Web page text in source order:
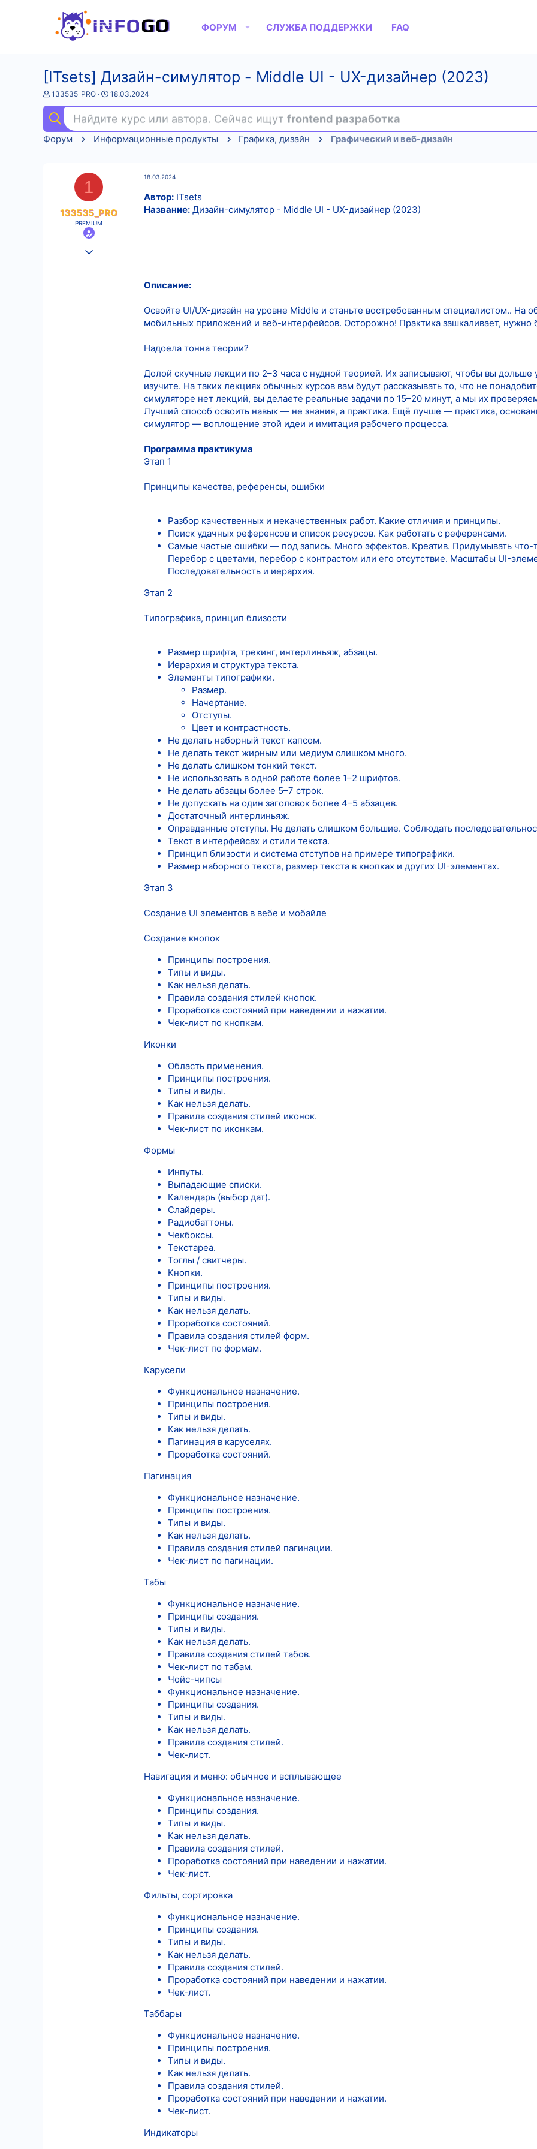
ФОРУМ СЛУЖБА ПОДДЕРЖКИ FAQ
[ITsets] Дизайн-симулятор - Middle UI - UX-дизайнер (2023)
А
т
о
р
т
133535_PRO
Д
а
н
а
18.03.2024
Найдите курс или автора. Сейчас ищут frontend разработка
Форум Информационные продукты Графика, дизайн Графический и веб-дизайн
1
133535_PRO
PREMIUM
18.03.2024
Автор: ITsets
Название: Дизайн-симулятор - Middle UI - UX-дизайнер (2023)
Описание:
Освойте UI/UX-дизайн на уровне Middle и станьте востребованным специалистом.. На
мобильных приложений и веб-интерфейсов. Осторожно! Практика зашкаливает, нужно
Надоела тонна теории?
Долой скучные лекции по 2–3 часа с нудной теорией. Их записывают, чтобы вы дольше
изучите. На таких лекциях обычных курсов вам будут рассказывать то, что не
симуляторе нет лекций, вы делаете реальные задачи по 15–20 минут, а мы их
Лучший способ освоить навык — не знания, а практика. Ещё лучше — практика,
симулятор — воплощение этой идеи и имитация рабочего процесса.
Программа практикума
Этап 1
Принципы качества, референсы, ошибки
Разбор качественных и некачественных работ. Какие отличия и принципы.
Поиск удачных референсов и список ресурсов. Как работать с референсами.
Самые частые ошибки — под запись. Много эффектов. Креатив. Придумывать что-
Перебор с цветами, перебор с контрастом или его отсутствие. Масштабы UI-
Последовательность и иерархия.
Этап 2
Типографика, принцип близости
Размер шрифта, трекинг, интерлиньяж, абзацы.
Иерархия и структура текста.
Элементы типографики.
Размер.
Начертание.
Отступы.
Цвет и контрастность.
Не делать наборный текст капсом.
Не делать текст жирным или медиум слишком много.
Не делать слишком тонкий текст.
Не использовать в одной работе более 1–2 шрифтов.
Не делать абзацы более 5–7 строк.
Не допускать на один заголовок более 4–5 абзацев.
Достаточный интерлиньяж.
Оправданные отступы. Не делать слишком большие. Соблюдать
Текст в интерфейсах и стили текста.
Принцип близости и система отступов на примере типографики.
Размер наборного текста, размер текста в кнопках и других UI-элементах.
Этап 3
Создание UI элементов в вебе и мобайле
Создание кнопок
Принципы построения.
Типы и виды.
Как нельзя делать.
Правила создания стилей кнопок.
Проработка состояний при наведении и нажатии.
Чек-лист по кнопкам.
Иконки
Область применения.
Принципы построения.
Типы и виды.
Как нельзя делать.
Правила создания стилей иконок.
Чек-лист по иконкам.
Формы
Инпуты.
Выпадающие списки.
Календарь (выбор дат).
Слайдеры.
Радиобаттоны.
Чекбоксы.
Текстареа.
Тоглы / свитчеры.
Кнопки.
Принципы построения.
Типы и виды.
Как нельзя делать.
Проработка состояний.
Правила создания стилей форм.
Чек-лист по формам.
Карусели
Функциональное назначение.
Принципы построения.
Типы и виды.
Как нельзя делать.
Пагинация в каруселях.
Проработка состояний.
Пагинация
Функциональное назначение.
Принципы построения.
Типы и виды.
Как нельзя делать.
Правила создания стилей пагинации.
Чек-лист по пагинации.
Табы
Функциональное назначение.
Принципы создания.
Типы и виды.
Как нельзя делать.
Правила создания стилей табов.
Чек-лист по табам.
Чойс-чипсы
Функциональное назначение.
Принципы создания.
Типы и виды.
Как нельзя делать.
Правила создания стилей.
Чек-лист.
Навигация и меню: обычное и всплывающее
Функциональное назначение.
Принципы создания.
Типы и виды.
Как нельзя делать.
Правила создания стилей.
Проработка состояний при наведении и нажатии.
Чек-лист.
Фильты, сортировка
Функциональное назначение.
Принципы создания.
Типы и виды.
Как нельзя делать.
Правила создания стилей.
Проработка состояний при наведении и нажатии.
Чек-лист.
Таббары
Функциональное назначение.
Принципы построения.
Типы и виды.
Как нельзя делать.
Правила создания стилей.
Проработка состояний при наведении и нажатии.
Чек-лист.
Индикаторы